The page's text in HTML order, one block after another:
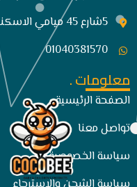
5شارع 45 ميامي الاسكندريه
01040381570
معلومات .
الصفحة الرئيسية
تواصل معنا
سياسة الخصوصية